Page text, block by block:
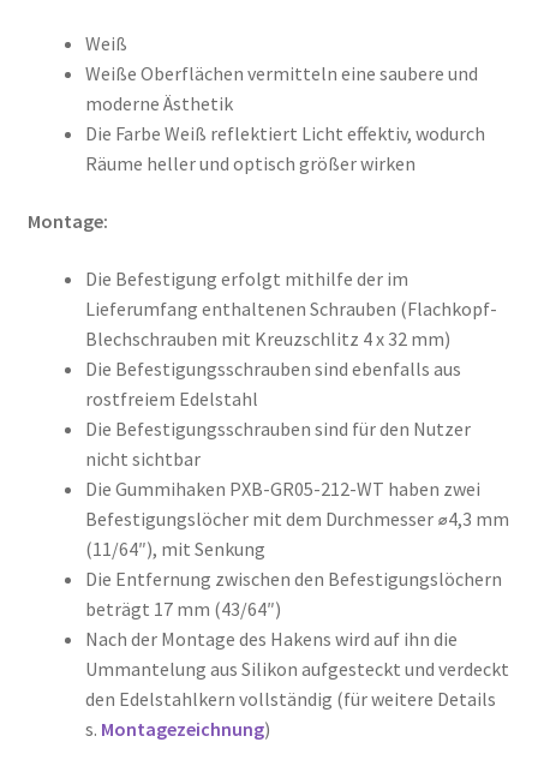
Weiß
Weiße Oberflächen vermitteln eine saubere und
moderne Ästhetik
Die Farbe Weiß reflektiert Licht effektiv, wodurch
Räume heller und optisch größer wirken
Montage:
Die Befestigung erfolgt mithilfe der im
Lieferumfang enthaltenen Schrauben (Flachkopf-
Blechschrauben mit Kreuzschlitz 4 x 32 mm)
Die Befestigungsschrauben sind ebenfalls aus
rostfreiem Edelstahl
Die Befestigungsschrauben sind für den Nutzer
nicht sichtbar
Die Gummihaken PXB-GR05-212-WT haben zwei
Befestigungslöcher mit dem Durchmesser ⌀4,3 mm
(11/64″), mit Senkung
Die Entfernung zwischen den Befestigungslöchern
beträgt 17 mm (43/64″)
Nach der Montage des Hakens wird auf ihn die
Ummantelung aus Silikon aufgesteckt und verdeckt
den Edelstahlkern vollständig (für weitere Details
s. Montagezeichnung)